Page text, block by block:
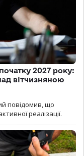
2027 року:
вітчизняною
повідомив, що
реалізації.